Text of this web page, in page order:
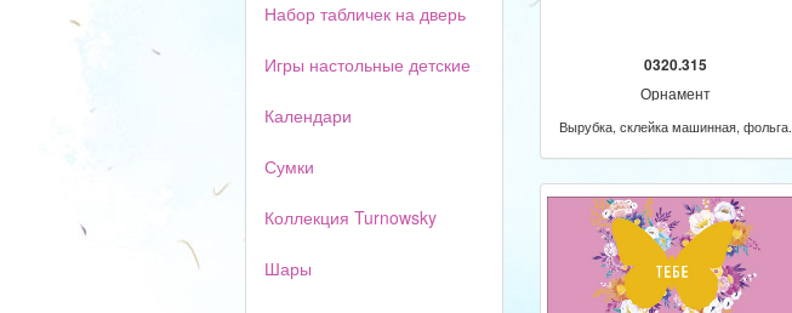
Набор табличек на дверь
Игры настольные детские
Календари
Сумки
Коллекция Turnowsky
Шары
0320.315
Орнамент
Вырубка, склейка машинная, фольга.